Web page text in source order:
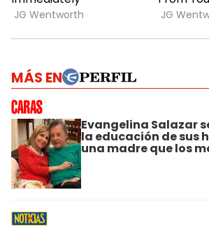
MÁS EN
Evangelina Salazar
la educación de sus
una madre que los